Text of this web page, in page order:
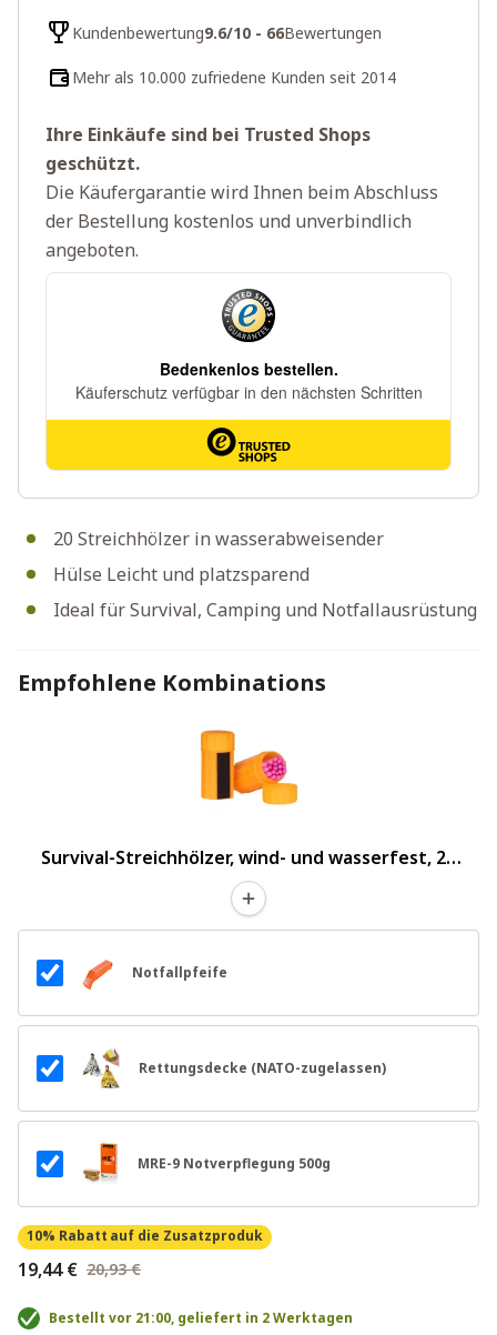
20 Streichhölzer in wasserabweisender
Hülse Leicht und platzsparend
Ideal für Survival, Camping und Notfallausrüstung
Kundenbewertung9.6/10 - 66Bewertungen
Mehr als 10.000 zufriedene Kunden seit 2014
Ihre Einkäufe sind bei Trusted Shops
geschützt.
Die Käufergarantie wird Ihnen beim Abschluss
der Bestellung kostenlos und unverbindlich
angeboten.
Empfohlene Kombinations
Survival-Streichhölzer, wind- und wasserfest, 20
Stück
Notfallpfeife
Rettungsdecke (NATO-zugelassen)
MRE-9 Notverpflegung 500g
10% Rabatt auf die Zusatzproduk
19,44 € 20,93 €
Bestellt vor 21:00, geliefert in 2 Werktagen